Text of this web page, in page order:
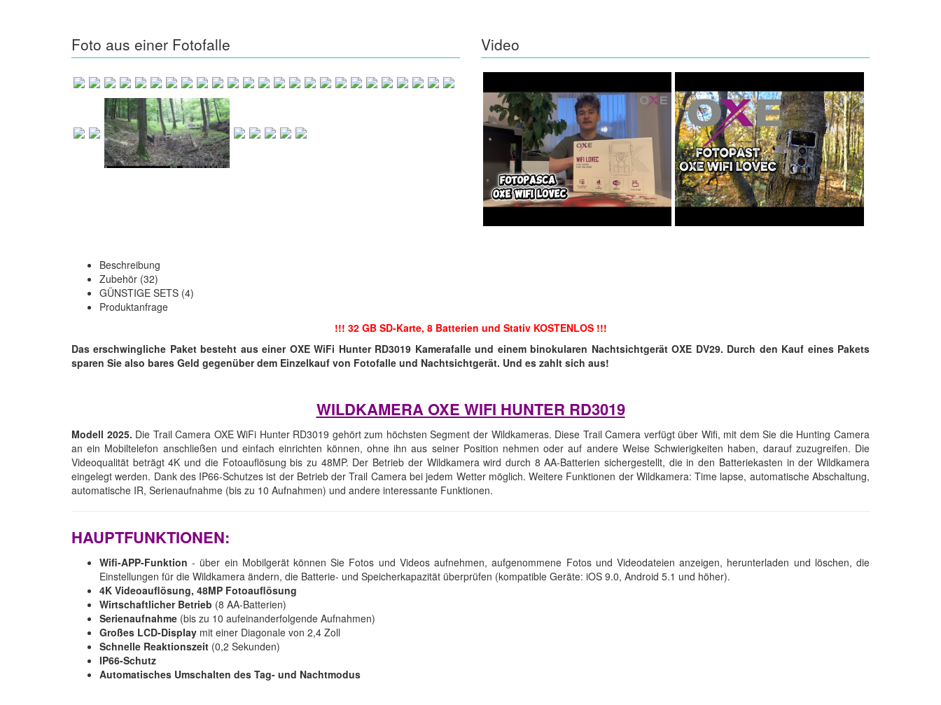
Foto aus einer Fotofalle Video
Beschreibung
Zubehör (32)
GÜNSTIGE SETS (4)
Produktanfrage
!!! 32 GB SD-Karte, 8 Batterien und Stativ KOSTENLOS !!!
Das erschwingliche Paket besteht aus einer OXE WiFi Hunter RD3019 Kamerafalle und einem binokularen Nachtsichtgerät OXE DV29. Durch den Kauf eines Pakets
sparen Sie also bares Geld gegenüber dem Einzelkauf von Fotofalle und Nachtsichtgerät. Und es zahlt sich aus!
WILDKAMERA OXE WIFI HUNTER RD3019
Modell 2025. Die Trail Camera OXE WiFi Hunter RD3019 gehört zum höchsten Segment der Wildkameras. Diese Trail Camera verfügt über Wifi, mit dem Sie die Hunting Camera
an ein Mobiltelefon anschließen und einfach einrichten können, ohne ihn aus seiner Position nehmen oder auf andere Weise Schwierigkeiten haben, darauf zuzugreifen. Die
Videoqualität beträgt 4K und die Fotoauflösung bis zu 48MP. Der Betrieb der Wildkamera wird durch 8 AA-Batterien sichergestellt, die in den Batteriekasten in der Wildkamera
eingelegt werden. Dank des IP66-Schutzes ist der Betrieb der Trail Camera bei jedem Wetter möglich. Weitere Funktionen der Wildkamera: Time lapse, automatische Abschaltung,
automatische IR, Serienaufnahme (bis zu 10 Aufnahmen) und andere interessante Funktionen.
HAUPTFUNKTIONEN:
Wifi-APP-Funktion - über ein Mobilgerät können Sie Fotos und Videos aufnehmen, aufgenommene Fotos und Videodateien anzeigen, herunterladen und löschen, die
Einstellungen für die Wildkamera ändern, die Batterie- und Speicherkapazität überprüfen (kompatible Geräte: iOS 9.0, Android 5.1 und höher).
4K Videoauflösung, 48MP Fotoauflösung
Wirtschaftlicher Betrieb (8 AA-Batterien)
Serienaufnahme (bis zu 10 aufeinanderfolgende Aufnahmen)
Großes LCD-Display mit einer Diagonale von 2,4 Zoll
Schnelle Reaktionszeit (0,2 Sekunden)
IP66-Schutz
Automatisches Umschalten des Tag- und Nachtmodus